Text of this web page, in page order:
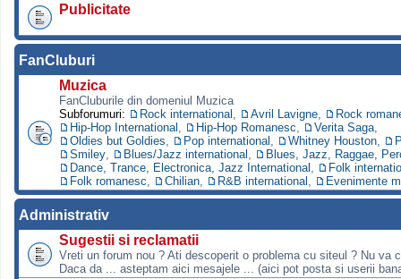
Publicitate
FanCluburi
Muzica
FanCluburile din domeniul Muzica
Subforumuri:
Rock international Avril Lavigne
Rock
Hip-Hop International
Hip-Hop Romanesc Verita Saga
Oldies but Goldies
Pop international Whitney Houston
Smiley
Blues/Jazz international
Blues, Jazz, Raggae,
Dance, Trance, Electronica, Jazz International
Folk
Folk romanesc
Chilian R&B international Evenimente
Administrativ
Sugestii si reclamatii
Vreti un forum nou ? Ati descoperit o problema cu siteul ? Nu va
Daca da ... asteptam aici mesajele ... (aici pot posta si userii